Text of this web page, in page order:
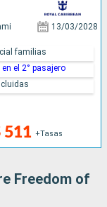
13/03/2028
511 +Tasas
familias
en el 2° pasajero
Freedom of